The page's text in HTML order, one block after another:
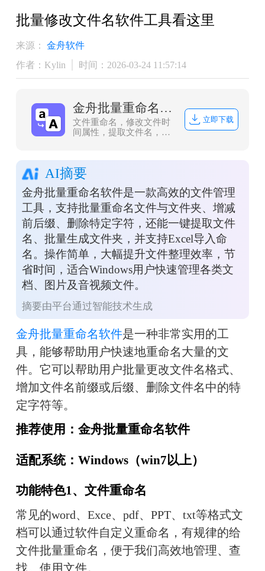
批量修改文件名软件工具看这里
来源：
金舟软件
作者：Kylin
时间：2026-03-24 11:57:14
金舟批量重命名软件
文件重命名，修改文件时
间属性，提取文件名，创
立即下载
AI摘要
金舟批量重命名软件是一款高效的文件管理
工具，支持批量重命名文件与文件夹、增减
前后缀、删除特定字符，还能一键提取文件
名、批量生成文件夹，并支持Excel导入命
名。操作简单，大幅提升文件整理效率，节
省时间，适合Windows用户快速管理各类文
档、图片及音视频文件。
摘要由平台通过智能技术生成
金舟批量重命名软件是一种非常实用的工
具，能够帮助用户快速地重命名大量的文
件。它可以帮助用户批量更改文件名格式、
增加文件名前缀或后缀、删除文件名中的特
定字符等。
推荐使用：金舟批量重命名软件
适配系统：Windows（win7以上）
功能特色1、文件重命名
常见的word、Exce、pdf、PPT、txt等格式文
档可以通过软件自定义重命名，有规律的给
文件批量重命名，便于我们高效地管理、查
找、使用文件。